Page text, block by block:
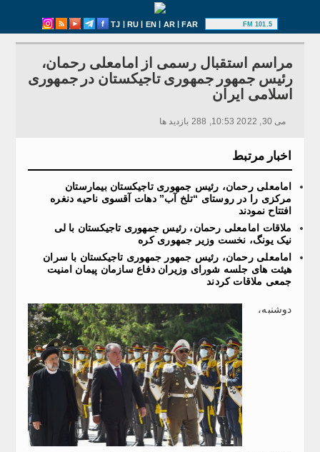
TJ | RU | EN | AR|FAR 101.5 FM
مراسم استقبال رسمی از امامعلی رحمان،
رئیس جمهور جمهوری تاجیکستان در جمهوری
اسلامی ایران
می 30, 2022 10:53, 288 بازدید ها
اخبار مرتبط
امامعلی رحمان، رئیس جمهوری تاجیکستان بیمارستان
مرکزی را در روستای “تلخ آب” دهات آقسوی ناحیه دنغره
افتتاح نمودند
ملاقات امامعلی رحمان، رئیس جمهوری تاجیکستان با لی
نیک یونگ، نخست وزیر جمهوری کره
امامعلی رحمان، رئیس جمهور جمهوری تاجیکستان با سران
هیئت های جلسه شورای وزیران دفاع سازمان پیمان امنیت
جمعی ملاقات کردند
دوشنبه،